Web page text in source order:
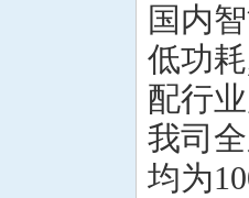
国内
低功
配行
我司
均为